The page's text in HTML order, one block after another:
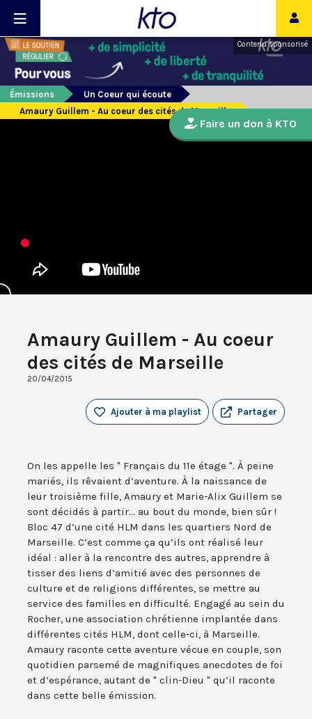
Contenu sponsorisé
Émissions
Un Coeur qui écoute
Amaury Guillem - Au coeur des cités de Marseille
Amaury Guillem - Au coeur
des cités de Marseille
20/04/2015
Partager
Ajouter à ma playlist
On les appelle les " Français du 11e étage ". À peine
mariés, ils rêvaient d’aventure. À la naissance de
leur troisième fille, Amaury et Marie-Alix Guillem se
sont décidés à partir... au bout du monde, bien sûr !
Bloc 47 d’une cité HLM dans les quartiers Nord de
Marseille. C’est comme ça qu’ils ont réalisé leur
idéal : aller à la rencontre des autres, apprendre à
tisser des liens d’amitié avec des personnes de
culture et de religions différentes, se mettre au
service des familles en difficulté. Engagé au sein du
Rocher, une association chrétienne implantée dans
différentes cités HLM, dont celle-ci, à Marseille.
Amaury raconte cette aventure vécue en couple, son
quotidien parsemé de magnifiques anecdotes de foi
et d’espérance, autant de " clin-Dieu " qu’il raconte
dans cette belle émission.
Faire un don à KTO